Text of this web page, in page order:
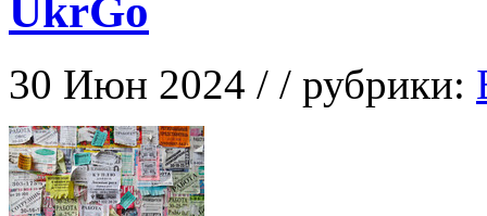
UkrGo
30 Июн 2024 / / рубрики: